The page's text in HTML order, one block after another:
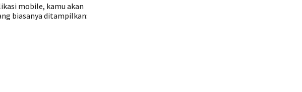
mobile, kamu akan
biasanya ditampilkan: